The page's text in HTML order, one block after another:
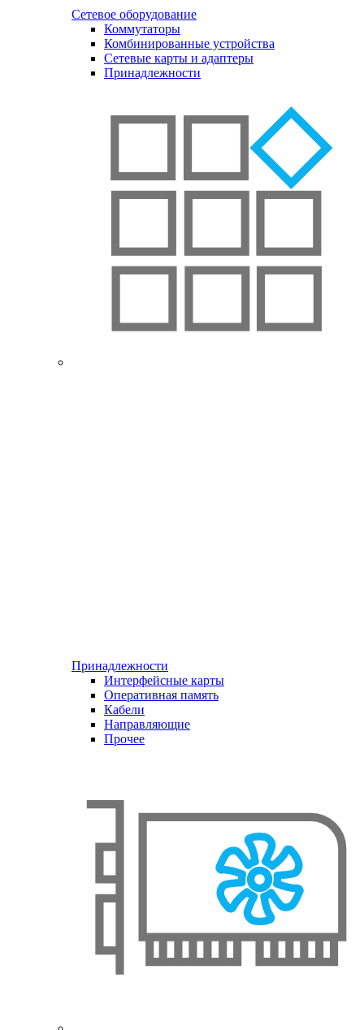
Сетевое оборудование
Коммутаторы
Комбинированные устройства
Сетевые карты и адаптеры
Принадлежности
Принадлежности
Интерфейсные карты
Оперативная память
Кабели
Направляющие
Прочее